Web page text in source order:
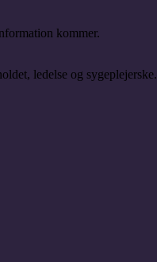
kommer.
ledelse og sygeplejerske.